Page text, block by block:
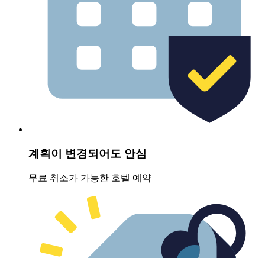
계획이 변경되어도 안심
무료 취소가 가능한 호텔 예약